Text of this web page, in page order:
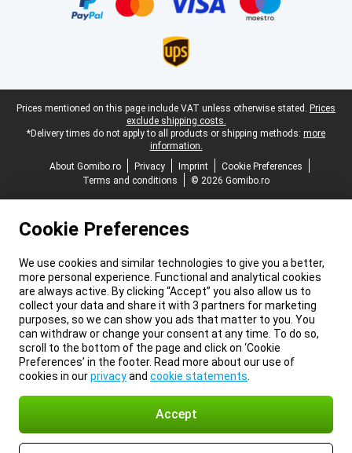
Legal footer
Prices mentioned on this page include VAT unless otherwise stated. Prices
exclude shipping costs.
*Delivery times do not apply to all products or shipping methods: more
information.
About Gomibo.ro
Privacy Imprint
Cookie Preferences
Terms and conditions
© 2026 Gomibo.ro
Cookie Preferences
We use cookies and similar technologies to give you a better,
more personal experience. Functional and analytical cookies
are always active. By clicking “Accept” you also allow us to
collect your data and share it with 3 partners for marketing
purposes, so we can show you ads that matter to you. You
can withdraw or change your consent at any time. To do so,
scroll to the bottom of the page and click on ‘Cookie
Preferences’ in the footer. Read more about our use of
cookies in ourprivacyand cookie statements
Accept